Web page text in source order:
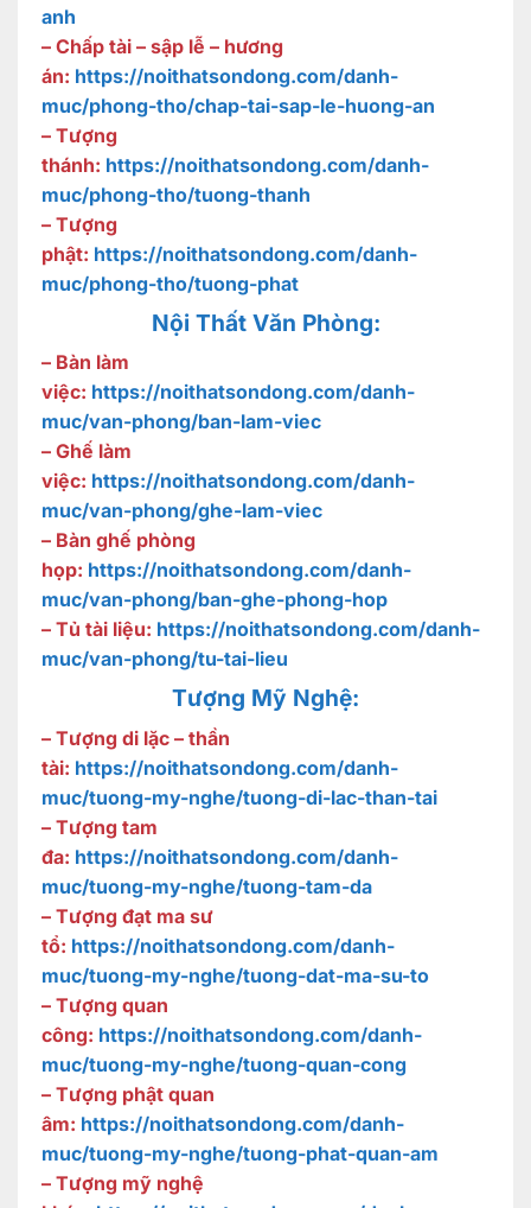
anh
– Chấp tài – sập lễ – hương
án: https://noithatsondong.com/danh-
muc/phong-tho/chap-tai-sap-le-huong-an
– Tượng
thánh: https://noithatsondong.com/danh-
muc/phong-tho/tuong-thanh
– Tượng
phật: https://noithatsondong.com/danh-
muc/phong-tho/tuong-phat
Nội Thất Văn Phòng:
– Bàn làm
việc: https://noithatsondong.com/danh-
muc/van-phong/ban-lam-viec
– Ghế làm
việc: https://noithatsondong.com/danh-
muc/van-phong/ghe-lam-viec
– Bàn ghế phòng
họp: https://noithatsondong.com/danh-
muc/van-phong/ban-ghe-phong-hop
– Tủ tài liệu: https://noithatsondong.com/danh-
muc/van-phong/tu-tai-lieu
Tượng Mỹ Nghệ:
– Tượng di lặc – thần
tài: https://noithatsondong.com/danh-
muc/tuong-my-nghe/tuong-di-lac-than-tai
– Tượng tam
đa: https://noithatsondong.com/danh-
muc/tuong-my-nghe/tuong-tam-da
– Tượng đạt ma sư
tổ: https://noithatsondong.com/danh-
muc/tuong-my-nghe/tuong-dat-ma-su-to
– Tượng quan
công: https://noithatsondong.com/danh-
muc/tuong-my-nghe/tuong-quan-cong
– Tượng phật quan
âm: https://noithatsondong.com/danh-
muc/tuong-my-nghe/tuong-phat-quan-am
– Tượng mỹ nghệ